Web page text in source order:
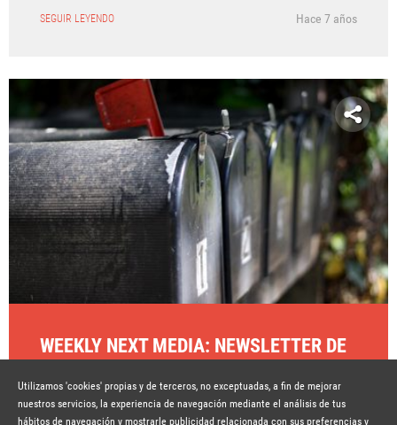
SEGUIR LEYENDO Hace 7 años
WEEKLY NEXT MEDIA: NEWSLETTER DE
SEGUIR LEYENDO Hace 7 años
Utilizamos 'cookies' propias y de terceros, no exceptuadas, a fin de mejorar
nuestros servicios, la experiencia de navegación mediante el análisis de tus
hábitos de navegación y mostrarle publicidad relacionada con sus preferencias y